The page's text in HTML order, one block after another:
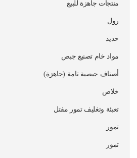
منتجات جاهزة للبيع
رول
حديد
مواد خام تصنيع جبص
أصناف جبصية تامة (جاهزة)
خلاص
تعبئة وتغليف تمور مفتل
تمور
تمور